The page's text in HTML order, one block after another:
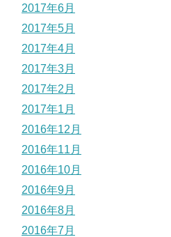
2017年6月
2017年5月
2017年4月
2017年3月
2017年2月
2017年1月
2016年12月
2016年11月
2016年10月
2016年9月
2016年8月
2016年7月